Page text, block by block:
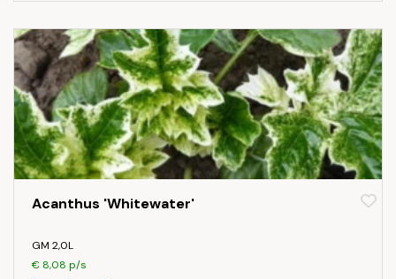
Acanthus 'Whitewater'
GM 2,0L
€ 8,08 p/s